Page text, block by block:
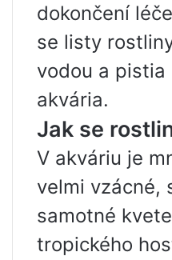
dokončení
se listy
vodou a
akvária.
Jak se
V akváriu je
velmi vzácné,
samotné
tropického